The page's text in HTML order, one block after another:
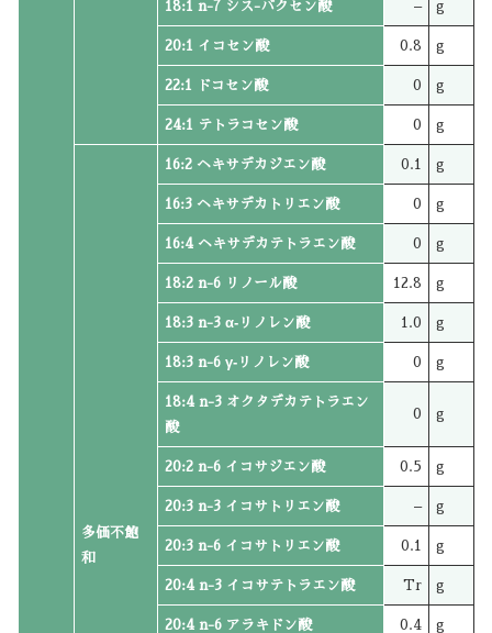
18:1 n-7 シス-バクセン酸 – g
20:1 イコセン酸 0.8 g
22:1 ドコセン酸 0 g
24:1 テトラコセン酸 0 g
多価不飽
和
16:2 ヘキサデカジエン酸 0.1 g
16:3 ヘキサデカトリエン酸 0 g
16:4 ヘキサデカテトラエン酸 0 g
18:2 n-6 リノール酸 12.8 g
18:3 n-3 α‐リノレン酸 1.0 g
18:3 n-6 γ‐リノレン酸 0 g
18:4 n-3 オクタデカテトラエン
酸
0 g
20:2 n-6 イコサジエン酸 0.5 g
20:3 n-3 イコサトリエン酸 – g
20:3 n-6 イコサトリエン酸 0.1 g
20:4 n-3 イコサテトラエン酸 Tr g
20:4 n-6 アラキドン酸 0.4 g